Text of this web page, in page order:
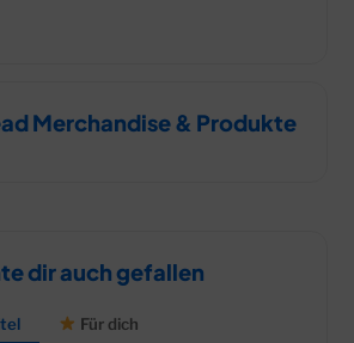
Merchandise & Produkte
dir auch gefallen
Für dich